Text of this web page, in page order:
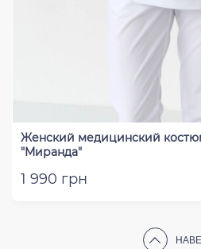
Женский медицинский
"Миранда"
1 990 грн